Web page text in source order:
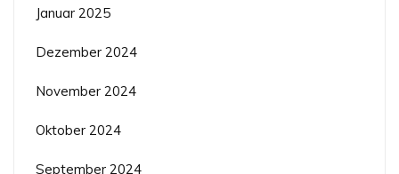
Januar 2025
Dezember 2024
November 2024
Oktober 2024
September 2024